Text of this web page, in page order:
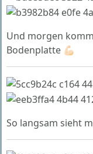
Und morgen
Bodenplatte 💪🏻
So langsam sieht